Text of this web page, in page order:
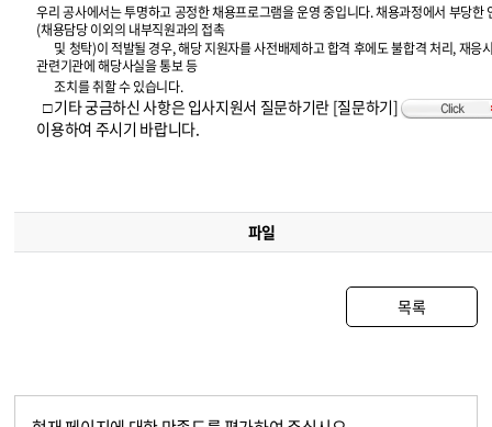
우리 공사에서는 투명하고 공정한 채용프로그램을 운영 중입니다. 채용과정에서 부당한
(채용담당 이외의 내부직원과의 접촉
및 청탁)이 적발될 경우, 해당 지원자를 사전배제하고 합격 후에도 불합격 처리, 재응
관련기관에 해당사실을 통보 등
조치를 취할 수 있습니다.
□ 기타 궁금하신 사항은 입사지원서 질문하기란 [질문하기]
이용하여 주시기 바랍니다.
파일
목록